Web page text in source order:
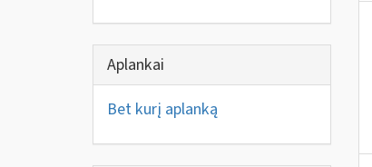
Aplankai
Bet kurį aplanką